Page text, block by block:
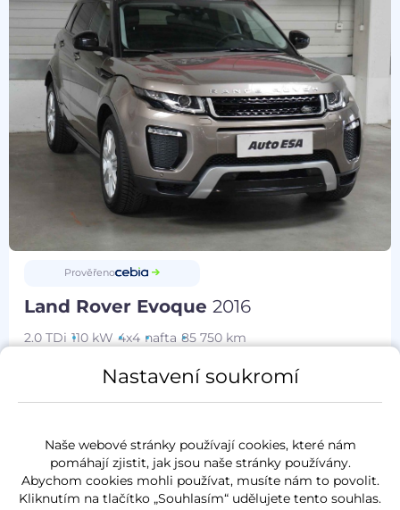
Prověřeno
Land Rover Evoque2016
2.0 TDi 110 kW 4x4 nafta 85 750 km
servisní kniha
LED světla
kožený interiér
Měsíčně od Akční cena
Nastavení soukromí
Naše webové stránky používají cookies, které nám
pomáhají zjistit, jak jsou naše stránky používány.
Abychom cookies mohli používat, musíte nám to povolit.
Kliknutím na tlačítko „Souhlasím“ udělujete tento souhlas.